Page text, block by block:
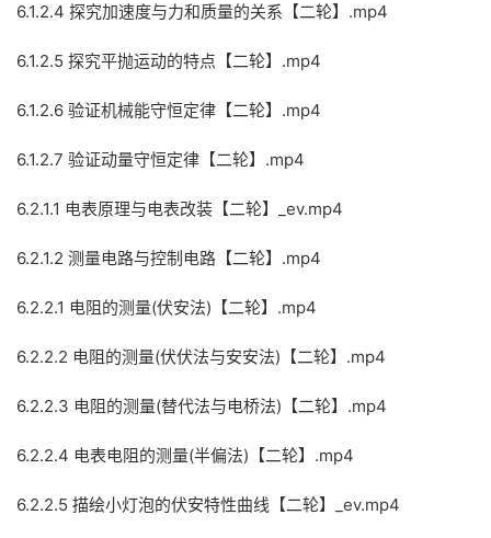
6.1.2.4 探究加速度与力和质量的关系【二轮】.mp4
6.1.2.5 探究平抛运动的特点【二轮】.mp4
6.1.2.6 验证机械能守恒定律【二轮】.mp4
6.1.2.7 验证动量守恒定律【二轮】.mp4
6.2.1.1 电表原理与电表改装【二轮】_ev.mp4
6.2.1.2 测量电路与控制电路【二轮】.mp4
6.2.2.1 电阻的测量(伏安法)【二轮】.mp4
6.2.2.2 电阻的测量(伏伏法与安安法)【二轮】.mp4
6.2.2.3 电阻的测量(替代法与电桥法)【二轮】.mp4
6.2.2.4 电表电阻的测量(半偏法)【二轮】.mp4
6.2.2.5 描绘小灯泡的伏安特性曲线【二轮】_ev.mp4